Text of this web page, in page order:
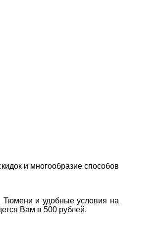
и многообразие способов
Тюмени и удобные условия на
Вам в 500 рублей.